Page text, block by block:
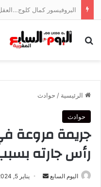
بحث عن
الرئيسية / حوادث
حوادث
جريمة مروعة
رأس جارته بسبب
اليوم السابع
أرسل يناير 5, 2024